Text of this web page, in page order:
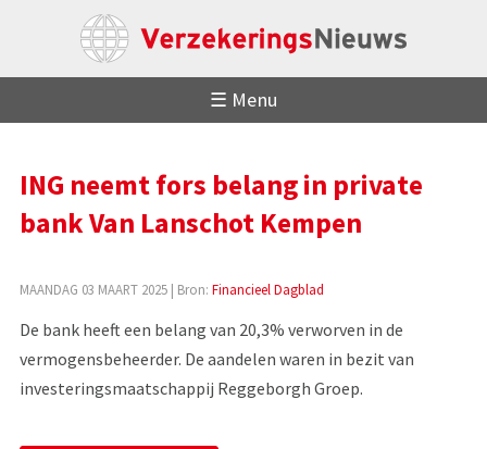
☰ Menu
ING neemt fors belang in private
bank Van Lanschot Kempen
MAANDAG 03 MAART 2025| Bron: Financieel Dagblad
De bank heeft een belang van 20,3% verworven in de
vermogensbeheerder. De aandelen waren in bezit van
investeringsmaatschappij Reggeborgh Groep.